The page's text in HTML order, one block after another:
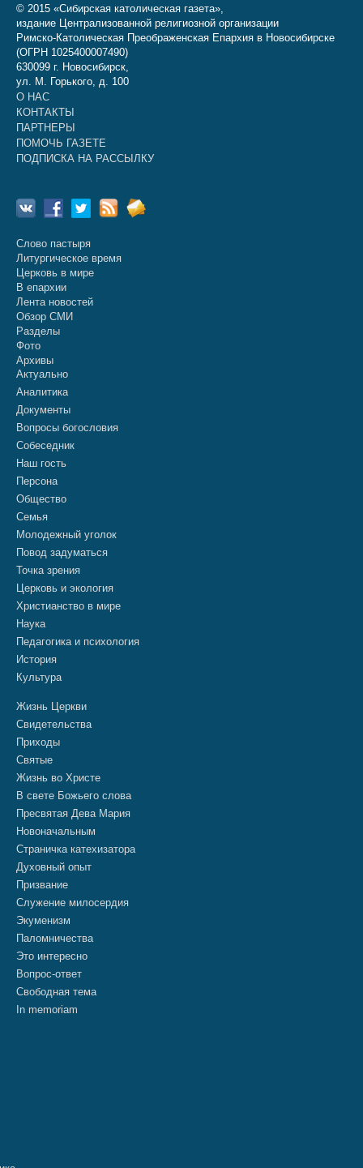
© 2015 «Сибирская католическая газета»,
издание Централизованной религиозной организации
Римско-Католическая Преображенская Епархия в Новосибирске
(ОГРН 1025400007490)
630099 г. Новосибирск,
ул. М. Горького, д. 100
О НАС
КОНТАКТЫ
ПАРТНЕРЫ
ПОМОЧЬ ГАЗЕТЕ
ПОДПИСКА НА РАССЫЛКУ
Слово пастыря
Литургическое время
Церковь в мире
В епархии
Лента новостей
Обзор СМИ
Разделы
Фото
Архивы
Актуально
Аналитика
Документы
Вопросы богословия
Собеседник
Наш гость
Персона
Общество
Семья
Молодежный уголок
Повод задуматься
Точка зрения
Церковь и экология
Христианство в мире
Наука
Педагогика и психология
История
Культура
Жизнь Церкви
Свидетельства
Приходы
Святые
Жизнь во Христе
В свете Божьего слова
Пресвятая Дева Мария
Новоначальным
Страничка катехизатора
Духовный опыт
Призвание
Служение милосердия
Экуменизм
Паломничества
Это интересно
Вопрос-ответ
Свободная тема
In memoriam